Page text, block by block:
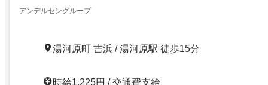
アンデルセングループ
湯河原町 吉浜 / 湯河原駅 徒歩15分
時給1,225円 / 交通費支給